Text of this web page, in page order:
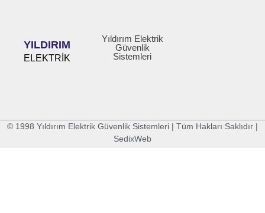
YILDIRIM
ELEKTRİK
Yıldırım Elektrik
Güvenlik
Sistemleri
© 1998 Yıldırım Elektrik Güvenlik Sistemleri | Tüm Hakları Saklıdır |
SedixWeb